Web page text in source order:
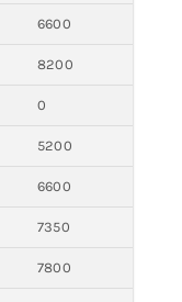
6600
8200
0
5200
6600
7350
7800